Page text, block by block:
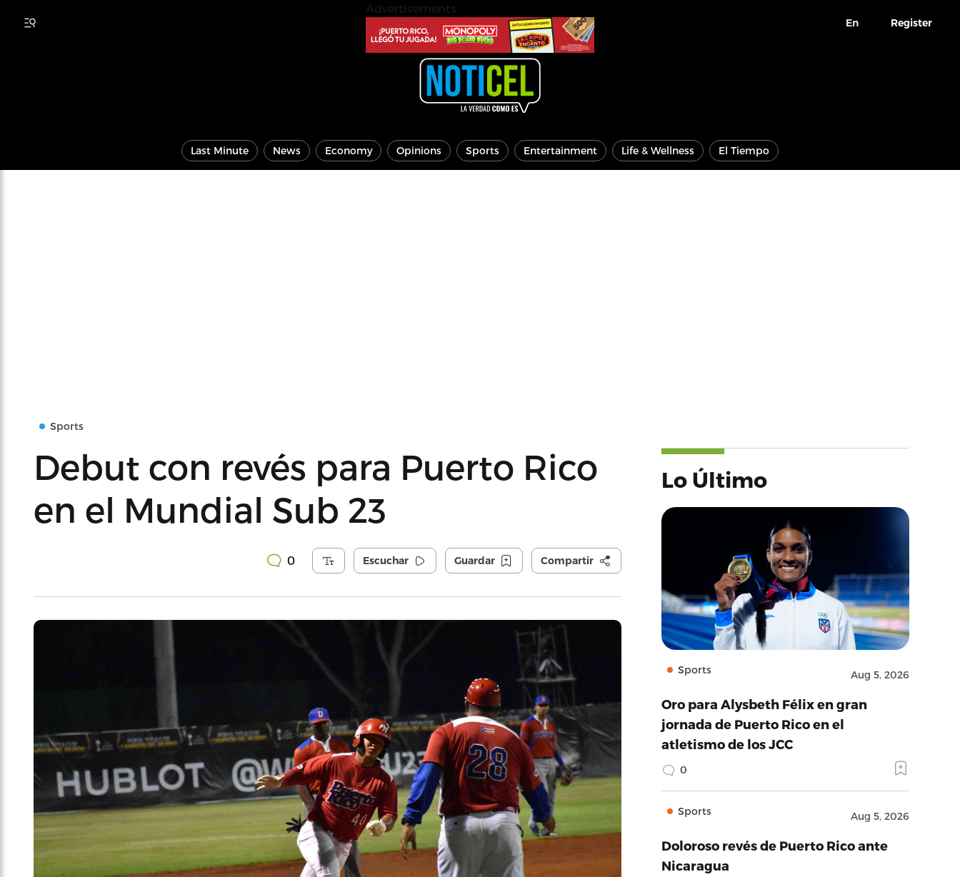
En Register
Last Minute News Economy Opinions Sports Entertainment Life & Wellness El Tiempo
Sports
Debut con revés para Puerto Rico
en el Mundial Sub 23
0 Escuchar Guardar Compartir
Lo Último
Sports Aug 5, 2026
Oro para Alysbeth Félix en gran
jornada de Puerto Rico en el
atletismo de los JCC
0
Sports Aug 5, 2026
Doloroso revés de Puerto Rico ante
Nicaragua